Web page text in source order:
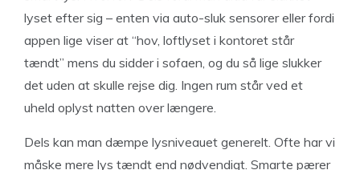
lyset efter sig – enten via auto-sluk sensorer eller fordi
appen lige viser at “hov, loftlyset i kontoret står
tændt” mens du sidder i sofaen, og du så lige slukker
det uden at skulle rejse dig. Ingen rum står ved et
uheld oplyst natten over længere.
Dels kan man dæmpe lysniveauet generelt. Ofte har vi
måske mere lys tændt end nødvendigt. Smarte pærer